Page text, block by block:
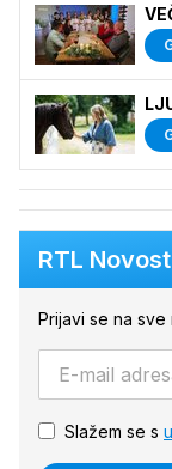
RTL
Prijavi se na sve
Slažem se s